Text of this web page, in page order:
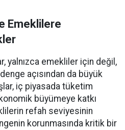
Emeklilere
yalnızca emekliler için değil,
açısından da büyük
iç piyasada tüketim
büyümeye katkı
refah seviyesinin
korunmasında kritik bir